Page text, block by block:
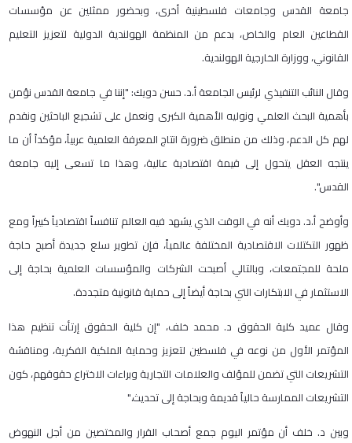
جامعة القدس وجامعات فلسطينية أخرى، وبحضور ممثلين عن مؤسسات
القطاعين العام والخاص، بدعم من المنظمة الهولندية الدولية لتعزيز التعليم
القانوني، ووزارة الخارجية الهولندية.
وقال النائب التنفيذي لرئيس الجامعة أ.د. حسن دويك: "إننا في جامعة القدس نؤمن
بأهمية البحث العلمي ونوليه الأهمية الكبرى ونعمل على تشجيع الباحثين ونقدم
لهم كل الدعم، وذلك من منطلق ضرورة انتاج المعرفة العلمية عربياً، مؤكداً أن ما
ينتجه العقل يتحول إلى قيمة اقتصادية عالية، وهذا ما تسعى إليه جامعة
القدس".
وأوضح أ.د. دويك أنه في الوقت الذي يشهد فيه العالم تنافساً اقتصادياً كبيراً ومع
ظهور التكتلات الاقتصادية المختلفة عالمياً، فإن تطوير سلع جديدة أصبح حاجة
ملحة للمجتمعات، وبالتالي أصبحت الشركات والمؤسسات العلمية بحاجة إلى
الاستثمار في الابتكارات التي بحاجة أيضاً إلى حماية قانونية متجددة.
وقال عميد كلية الحقوق د. محمد خلف، "إن كلية الحقوق إرتأت تنظيم هذا
المؤتمر الأول من نوعه في فلسطين لتعزيز وحماية الملكية الفكرية، ومناقشة
التشريعات التي تضمن للمؤلف والعلامات التجارية وبراءات الاختراع حقوقهم، كون
التشريعات الممارسة حالياً قديمة وبحاجة إلى تحديث."
وبين د. خلف أن مؤتمر اليوم جمع أصحاب القرار والمختصين من أجل النهوض